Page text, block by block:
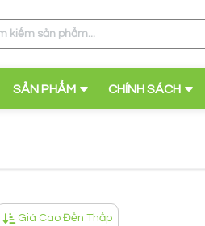
SẢN PHẨM CHÍNH SÁCH
Giá Cao Đến Thấp